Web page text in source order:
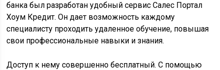
банка был разработан удобный сервис Салес Портал
Хоум Кредит. Он дает возможность каждому
специалисту проходить удаленное обучение, повышая
свои профессиональные навыки и знания.
Доступ к нему совершенно бесплатный. С помощью